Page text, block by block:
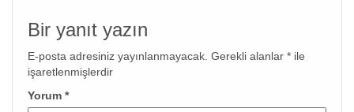
Bir yanıt yazın
E-posta adresiniz yayınlanmayacak. Gerekli alanlar * ile
işaretlenmişlerdir
Yorum *